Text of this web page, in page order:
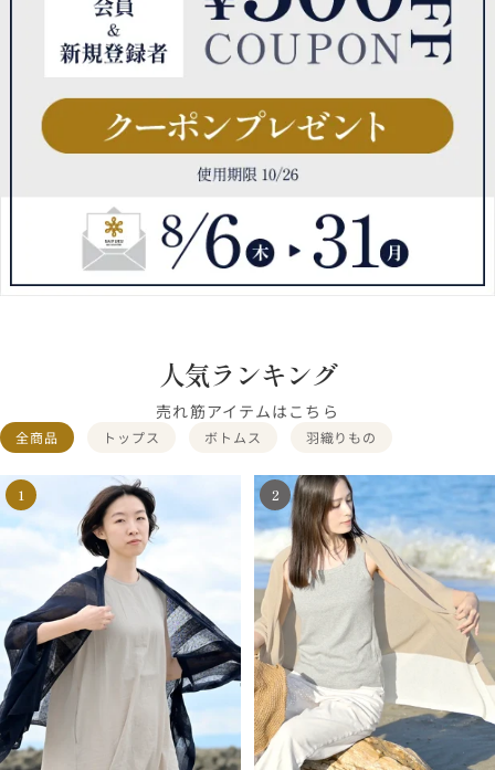
人気ランキング
売れ筋アイテムはこちら
全商品 トップス ボトムス 羽織りもの
1 2